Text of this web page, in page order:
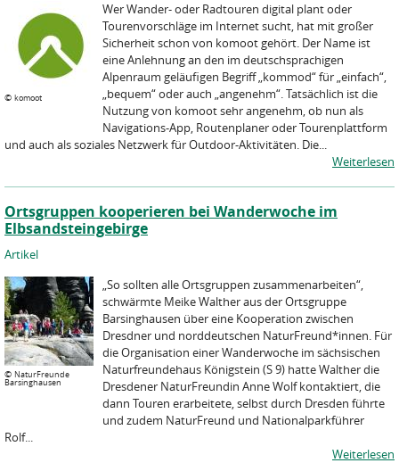
© komoot
Wer Wander- oder Radtouren digital plant oder
Tourenvorschläge im Internet sucht, hat mit großer
Sicherheit schon von komoot gehört. Der Name ist
eine Anlehnung an den im deutschsprachigen
Alpenraum geläufigen Begriff „kommod“ für „einfach“,
„bequem“ oder auch „angenehm“. Tatsächlich ist die
Nutzung von komoot sehr angenehm, ob nun als
Navigations-App, Routenplaner oder Tourenplattform
und auch als soziales Netzwerk für Outdoor-Aktivitäten. Die...
Weiterlesen
Ortsgruppen kooperieren bei Wanderwoche im
Elbsandsteingebirge
Artikel
© NaturFreunde
Barsinghausen
„So sollten alle Ortsgruppen zusammenarbeiten“,
schwärmte Meike Walther aus der Ortsgruppe
Barsinghausen über eine Kooperation zwischen
Dresdner und norddeutschen NaturFreund*innen. Für
die Organisation einer Wanderwoche im sächsischen
Naturfreundehaus Königstein (S 9) hatte Walther die
Dresdener NaturFreundin Anne Wolf kontaktiert, die
dann Touren erarbeitete, selbst durch Dresden führte
und zudem NaturFreund und Nationalparkführer
Rolf...
Weiterlesen